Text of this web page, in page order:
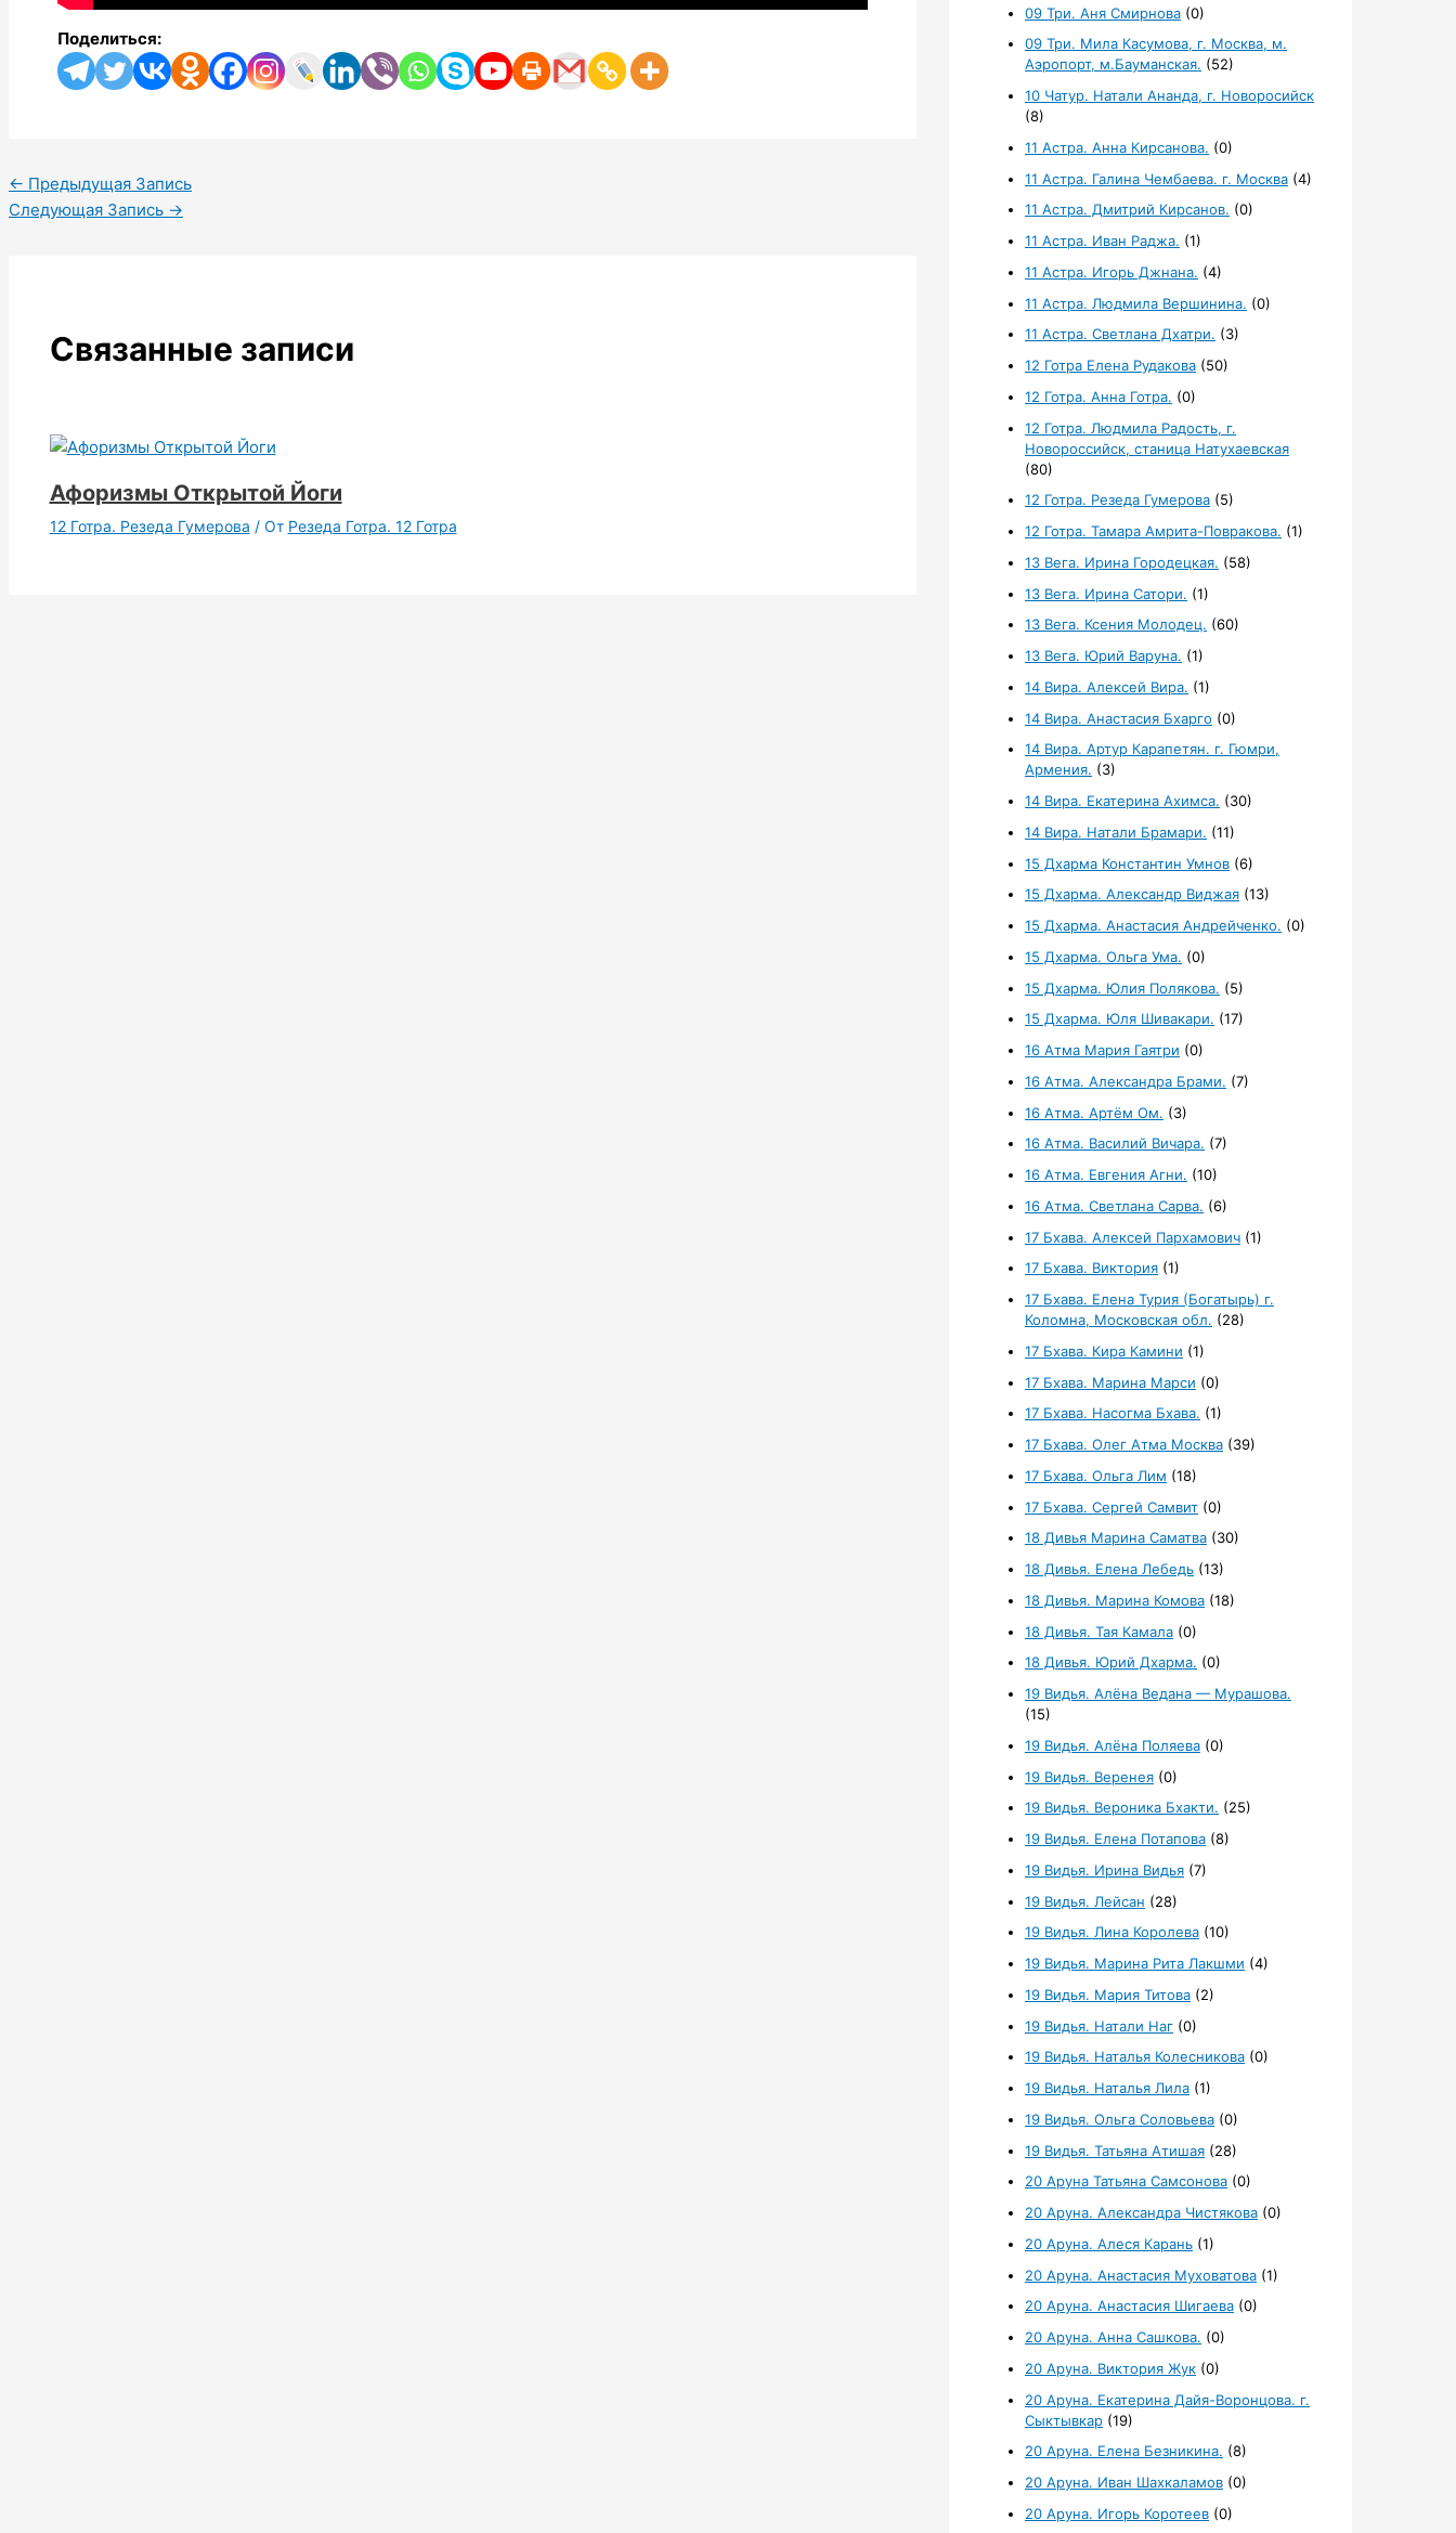
Поделиться:
← Предыдущая Запись
Следующая Запись →
Связанные записи
Афоризмы Открытой Йоги
12 Готра. Резеда Гумерова / От Резеда Готра. 12 Готра
09 Три. Аня Смирнова (0)
09 Три. Мила Касумова, г. Москва, м.
Аэропорт, м.Бауманская. (52)
10 Чатур. Натали Ананда, г. Новоросийск
(8)
11 Астра. Анна Кирсанова. (0)
11 Астра. Галина Чембаева. г. Москва (4)
11 Астра. Дмитрий Кирсанов. (0)
11 Астра. Иван Раджа. (1)
11 Астра. Игорь Джнана. (4)
11 Астра. Людмила Вершинина. (0)
11 Астра. Светлана Дхатри. (3)
12 Готра Елена Рудакова (50)
12 Готра. Анна Готра. (0)
12 Готра. Людмила Радость, г.
Новороссийск, станица Натухаевская
(80)
12 Готра. Резеда Гумерова (5)
12 Готра. Тамара Амрита-Повракова. (1)
13 Вега. Ирина Городецкая. (58)
13 Вега. Ирина Сатори. (1)
13 Вега. Ксения Молодец. (60)
13 Вега. Юрий Варуна. (1)
14 Вира. Алексей Вира. (1)
14 Вира. Анастасия Бхарго (0)
14 Вира. Артур Карапетян. г. Гюмри,
Армения. (3)
14 Вира. Екатерина Ахимса. (30)
14 Вира. Натали Брамари. (11)
15 Дхарма Константин Умнов (6)
15 Дхарма. Александр Виджая (13)
15 Дхарма. Анастасия Андрейченко. (0)
15 Дхарма. Ольга Ума. (0)
15 Дхарма. Юлия Полякова. (5)
15 Дхарма. Юля Шивакари. (17)
16 Атма Мария Гаятри (0)
16 Атма. Александра Брами. (7)
16 Атма. Артём Ом. (3)
16 Атма. Василий Вичара. (7)
16 Атма. Евгения Агни. (10)
16 Атма. Светлана Сарва. (6)
17 Бхава. Алексей Пархамович (1)
17 Бхава. Виктория (1)
17 Бхава. Елена Турия (Богатырь) г.
Коломна, Московская обл. (28)
17 Бхава. Кира Камини (1)
17 Бхава. Марина Марси (0)
17 Бхава. Насогма Бхава. (1)
17 Бхава. Олег Атма Москва (39)
17 Бхава. Ольга Лим (18)
17 Бхава. Сергей Самвит (0)
18 Дивья Марина Саматва (30)
18 Дивья. Елена Лебедь (13)
18 Дивья. Марина Комова (18)
18 Дивья. Тая Камала (0)
18 Дивья. Юрий Дхарма. (0)
19 Видья. Алёна Ведана — Мурашова.
(15)
19 Видья. Алёна Поляева (0)
19 Видья. Веренея (0)
19 Видья. Вероника Бхакти. (25)
19 Видья. Елена Потапова (8)
19 Видья. Ирина Видья (7)
19 Видья. Лейсан (28)
19 Видья. Лина Королева (10)
19 Видья. Марина Рита Лакшми (4)
19 Видья. Мария Титова (2)
19 Видья. Натали Наг (0)
19 Видья. Наталья Колесникова (0)
19 Видья. Наталья Лила (1)
19 Видья. Ольга Соловьева (0)
19 Видья. Татьяна Атишая (28)
20 Аруна Татьяна Самсонова (0)
20 Аруна. Александра Чистякова (0)
20 Аруна. Алеся Карань (1)
20 Аруна. Анастасия Муховатова (1)
20 Аруна. Анастасия Шигаева (0)
20 Аруна. Анна Сашкова. (0)
20 Аруна. Виктория Жук (0)
20 Аруна. Екатерина Дайя-Воронцова. г.
Сыктывкар (19)
20 Аруна. Елена Безникина. (8)
20 Аруна. Иван Шахкаламов (0)
20 Аруна. Игорь Коротеев (0)